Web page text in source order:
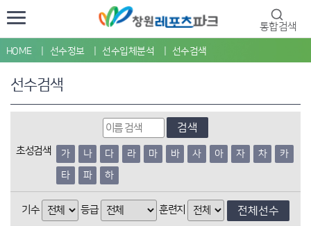
통합검색
HOME 선수정보 선수입체분석 선수검색
선수검색
검색
초성검색 가 나 다 라 마 바 사 아 자 차
카
타
파 하
기수 등급 훈련지 전체선수